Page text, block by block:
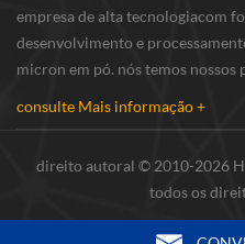
empresa de alta tecnologiacom
desenvolvimento e
micron em pó. nós temos nossos
consulte Mais informação +
direito autoral © 2010-2026
todos os